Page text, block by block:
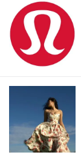
英国新闻